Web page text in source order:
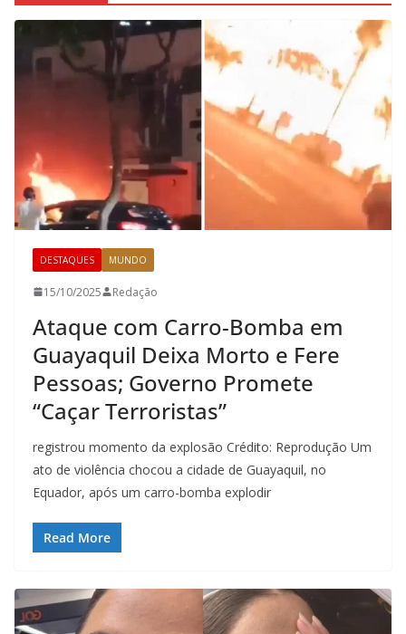
DESTAQUES MUNDO
15/10/2025 Redação
Ataque com Carro-Bomba em
Guayaquil Deixa Morto e Fere
Pessoas; Governo Promete
“Caçar Terroristas”
registrou momento da explosão Crédito: Reprodução Um
ato de violência chocou a cidade de Guayaquil, no
Equador, após um carro-bomba explodir
Read More